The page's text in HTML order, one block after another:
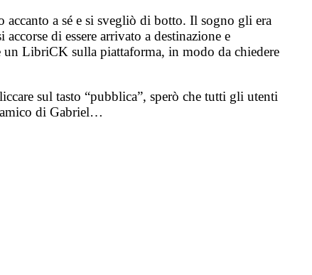
accanto a sé e si svegliò di botto. Il sogno gli era
di essere arrivato a destinazione e
un LibriCK sulla piattaforma, in modo da chiedere
sul tasto “pubblica”, sperò che tutti gli utenti
amico di Gabriel…